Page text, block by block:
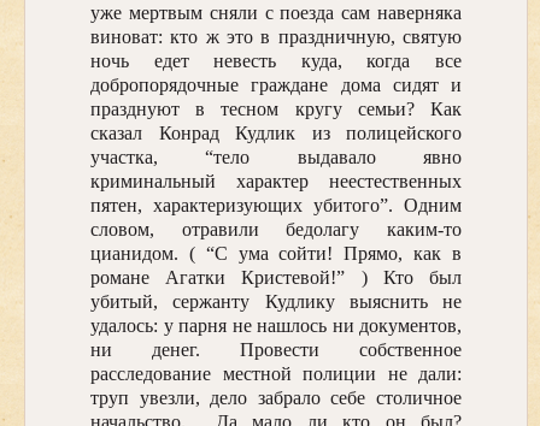
уже мертвым сняли с поезда сам наверняка
виноват: кто ж это в праздничную, святую
ночь едет невесть куда, когда все
добропорядочные граждане дома сидят и
празднуют в тесном кругу семьи? Как
сказал Конрад Кудлик из полицейского
участка, “тело выдавало явно
криминальный характер неестественных
пятен, характеризующих убитого”. Одним
словом, отравили бедолагу каким-то
цианидом. ( “С ума сойти! Прямо, как в
романе Агатки Кристевой!” ) Кто был
убитый, сержанту Кудлику выяснить не
удалось: у парня не нашлось ни документов,
ни денег. Провести собственное
расследование местной полиции не дали:
труп увезли, дело забрало себе столичное
начальство. Да мало ли кто он был?